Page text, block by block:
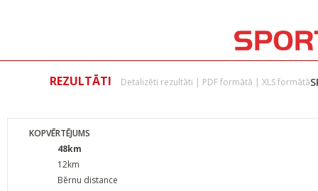
REZULTĀTI Detalizēti rezultāti | PDF formātā | XLS formātā
KOPVĒRTĒJUMS
48km
12km
Bērnu distance